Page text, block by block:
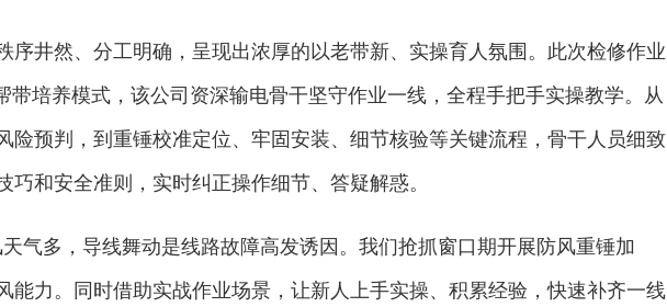
序井然、分工明确，呈现出浓厚的以老带新、实操育人氛围。此次检修作业
带培养模式，该公司资深输电骨干坚守作业一线，全程手把手实操教学。从
险预判，到重锤校准定位、牢固安装、细节核验等关键流程，骨干人员细致
巧和安全准则，实时纠正操作细节、答疑解惑。
气多，导线舞动是线路故障高发诱因。我们抢抓窗口期开展防风重锤加
能力。同时借助实战作业场景，让新人上手实操、积累经验，快速补齐一线